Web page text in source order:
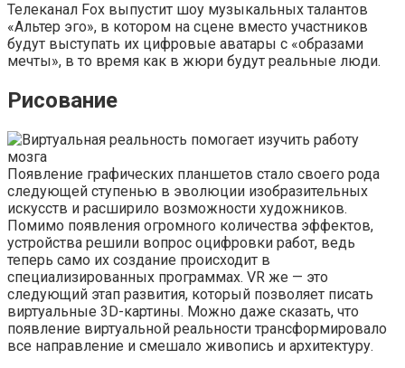
Телеканал Fox выпустит шоу музыкальных талантов
«Альтер эго», в котором на сцене вместо участников
будут выступать их цифровые аватары с «образами
мечты», в то время как в жюри будут реальные люди.
Рисование
Появление графических планшетов стало своего рода
следующей ступенью в эволюции изобразительных
искусств и расширило возможности художников.
Помимо появления огромного количества эффектов,
устройства решили вопрос оцифровки работ, ведь
теперь само их создание происходит в
специализированных программах. VR же — это
следующий этап развития, который позволяет писать
виртуальные 3D-картины. Можно даже сказать, что
появление виртуальной реальности трансформировало
все направление и смешало живопись и архитектуру.